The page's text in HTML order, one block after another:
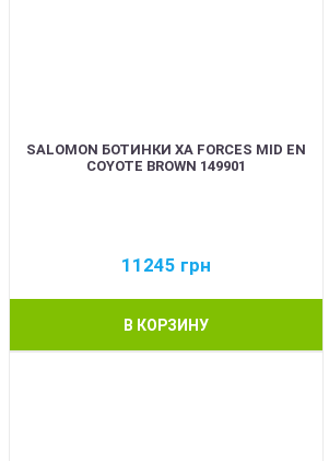
SALOMON БОТИНКИ XA FORCES MID EN
COYOTE BROWN 149901
11245 грн
В КОРЗИНУ